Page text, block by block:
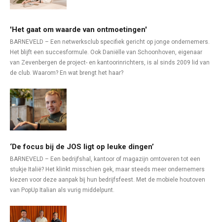
'Het gaat om waarde van ontmoetingen'
BARNEVELD – Een netwerksclub specifiek gericht op jonge ondernemers.
Het blijft een succesformule. Ook Daniëlle van Schoonhoven, eigenaar
van Zevenbergen de project- en kantoorinrichters, is al sinds 2009 lid van
de club. Waarom? En wat brengt het haar?
‘De focus bij de JOS ligt op leuke dingen’
BARNEVELD – Een bedrijfshal, kantoor of magazijn omtoveren tot een
stukje Italië? Het klinkt misschien gek, maar steeds meer ondernemers
kiezen voor deze aanpak bij hun bedrijfsfeest. Met de mobiele houtoven
van PopUp Italian als vurig middelpunt.